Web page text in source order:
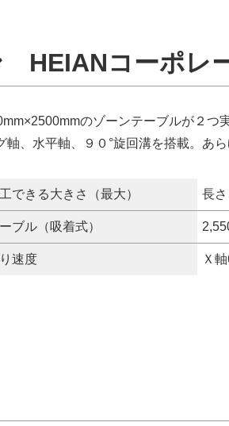
HEIANコーポレ
のゾーンテーブルが２つ
軸、水平軸、９０°旋回溝を搭載。あ
できる大きさ（最大） 長
ブル（吸着式）
速度 Ｘ